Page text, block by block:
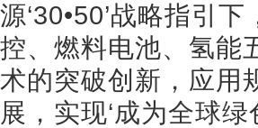
源‘30•50’战略指引
控、燃料电池、氢能
术的突破创新，应用
展，实现‘成为全球